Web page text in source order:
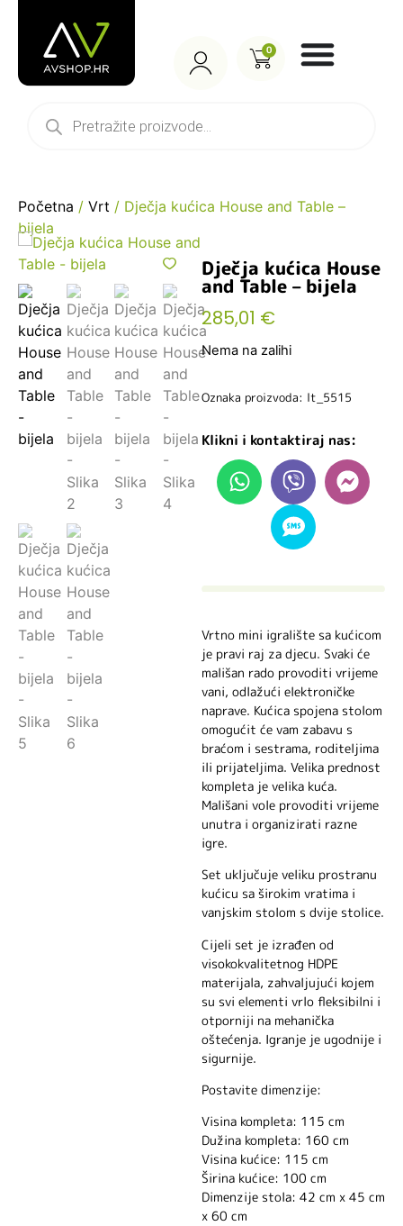
0
Početna / Vrt / Dječja kućica House and Table –
bijela
Dječja kućica House
and Table – bijela
285,01 €
Nema na zalihi
Oznaka proizvoda: lt_5515
Klikni i kontaktiraj nas:
Vrtno mini igralište sa kućicom
je pravi raj za djecu. Svaki će
mališan rado provoditi vrijeme
vani, odlažući elektroničke
naprave. Kućica spojena stolom
omogućit će vam zabavu s
braćom i sestrama, roditeljima
ili prijateljima. Velika prednost
kompleta je velika kuća.
Mališani vole provoditi vrijeme
unutra i organizirati razne
igre.
Set uključuje veliku prostranu
kućicu sa širokim vratima i
vanjskim stolom s dvije stolice.
Cijeli set je izrađen od
visokokvalitetnog HDPE
materijala, zahvaljujući kojem
su svi elementi vrlo fleksibilni i
otporniji na mehanička
oštećenja. Igranje je ugodnije i
sigurnije.
Postavite dimenzije:
Visina kompleta: 115 cm
Dužina kompleta: 160 cm
Visina kućice: 115 cm
Širina kućice: 100 cm
Dimenzije stola: 42 cm x 45 cm
x 60 cm